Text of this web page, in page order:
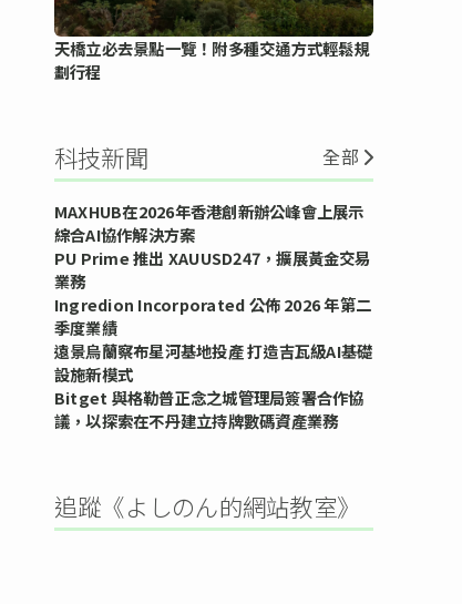
天橋立必去景點一覽！附多種交通方式輕鬆規
劃行程
科技新聞 全部
MAXHUB在2026年香港創新辦公峰會上展示
綜合AI協作解決方案
PU Prime 推出 XAUUSD247，擴展黃金交易
業務
Ingredion Incorporated 公佈 2026 年第二
季度業績
遠景烏蘭察布星河基地投產 打造吉瓦級AI基礎
設施新模式
Bitget 與格勒普正念之城管理局簽署合作協
議，以探索在不丹建立持牌數碼資產業務
追蹤《よしのん的網站教室》